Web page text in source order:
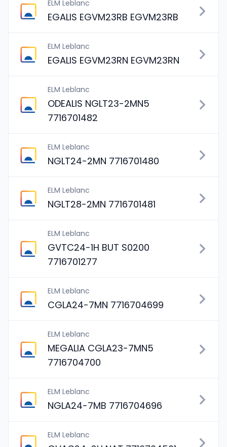
ELM Leblanc
EGALIS EGVM23RB EGVM23RB
ELM Leblanc
EGALIS EGVM23RN EGVM23RN
ELM Leblanc
ODEALIS NGLT23-2MN5
7716701482
ELM Leblanc
NGLT24-2MN 7716701480
ELM Leblanc
NGLT28-2MN 7716701481
ELM Leblanc
GVTC24-1H BUT S0200
7716701277
ELM Leblanc
CGLA24-7MN 7716704699
ELM Leblanc
MEGALIA CGLA23-7MN5
7716704700
ELM Leblanc
NGLA24-7MB 7716704696
ELM Leblanc